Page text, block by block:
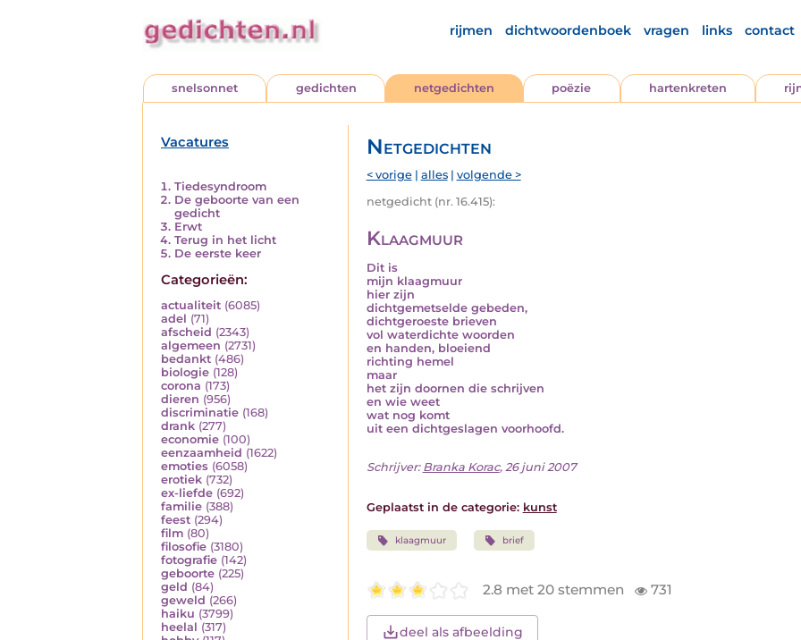
rijmen dichtwoordenboek vragen links contact
snelsonnet gedichten netgedichten poëzie hartenkreten
Vacatures
Tiedesyndroom
De geboorte van een
gedicht
Erwt
Terug in het licht
De eerste keer
Categorieën:
actualiteit (6085)
adel (71)
afscheid (2343)
algemeen (2731)
bedankt (486)
biologie (128)
corona (173)
dieren (956)
discriminatie (168)
drank (277)
economie (100)
eenzaamheid (1622)
emoties (6058)
erotiek (732)
ex-liefde (692)
familie (388)
feest (294)
film (80)
filosofie (3180)
fotografie (142)
geboorte (225)
geld (84)
geweld (266)
haiku (3799)
heelal (317)
Netgedichten
< vorige| alles| volgende >
netgedicht (nr. 16.415):
Klaagmuur
Dit is
mijn klaagmuur
hier zijn
dichtgemetselde gebeden,
dichtgeroeste brieven
vol waterdichte woorden
en handen, bloeiend
richting hemel
maar
het zijn doornen die schrijven
en wie weet
wat nog komt
uit een dichtgeslagen voorhoofd.
Schrijver: Branka Korac, 26 juni 2007
Geplaatst in de categorie: kunst
klaagmuur brief
2.8 met 20 stemmen 731
deel als afbeelding